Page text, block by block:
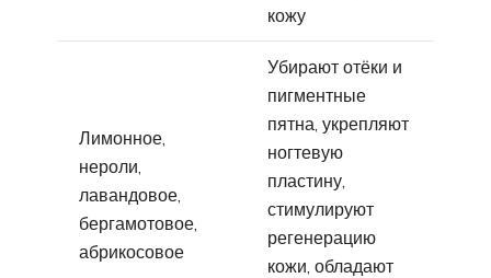
кожу
Лимонное,
нероли,
лавандовое,
бергамотовое,
абрикосовое
Убирают отёки и
пигментные
пятна, укрепляют
ногтевую
пластину,
стимулируют
регенерацию
кожи, обладают